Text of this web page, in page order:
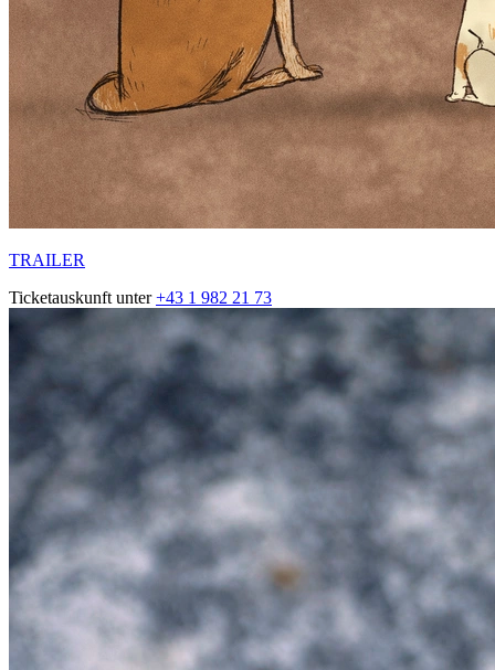
TRAILER
Ticketauskunft unter+43 1 982 21 73